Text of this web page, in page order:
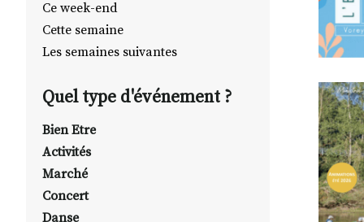
Ce week-end
Cette semaine
Les semaines suivantes
Quel type d'événement ?
Bien Etre
Activités
Marché
Concert
Danse